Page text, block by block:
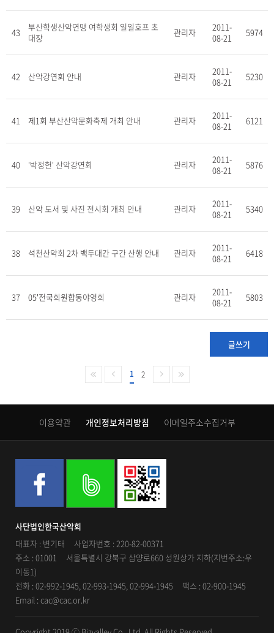
43
부산학생산악연맹 여학생회 일일호프 초
대장
관리자
2011-
08-21
5974
42 산악강연회 안내 관리자
2011-
08-21
5230
41 제1회 부산산악문화축제 개최 안내 관리자
2011-
08-21
6121
40 '박정헌' 산악강연회 관리자
2011-
08-21
5876
39 산악 도서 및 사진 전시회 개최 안내 관리자
2011-
08-21
5340
38 석천산악회 2차 백두대간 구간 산행 안내 관리자
2011-
08-21
6418
37 05'전국회원합동야영회 관리자
2011-
08-21
5803
글쓰기
1 2
이용약관 개인정보처리방침 이메일주소수집거부
사단법인한국산악회
대표자 : 변기태 사업자번호 : 220-82-00371
주소 : 01001 서울특별시 강북구 삼양로660 성원상가 지하(지번주소:우
이동1)
전화 : 02-992-1945, 02-993-1945, 02-994-1945 팩스 : 02-900-1945
Email : cac@cac.or.kr